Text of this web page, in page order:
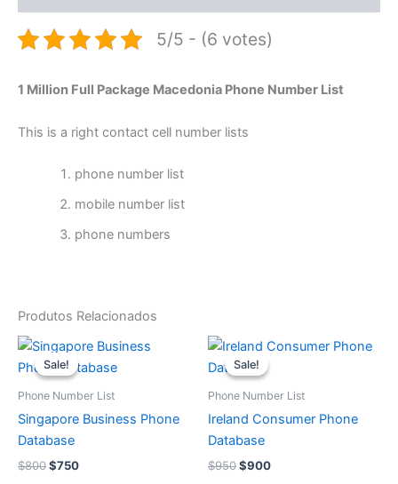
5/5 - (6 votes)
1 Million Full Package Macedonia Phone Number List
This is a right contact cell number lists
phone number list
mobile number list
phone numbers
Produtos Relacionados
Sale!
Sale!
Phone Number List
Singapore Business Phone
Database
$800
O
preço
original
$800.
$750
O
atual
$750.
Sale!
Sale!
Phone Number List
Ireland Consumer Phone
Database
$950
O
preço
original
$950.
$900
O
$900.